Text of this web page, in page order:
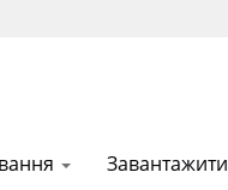
Завантажити